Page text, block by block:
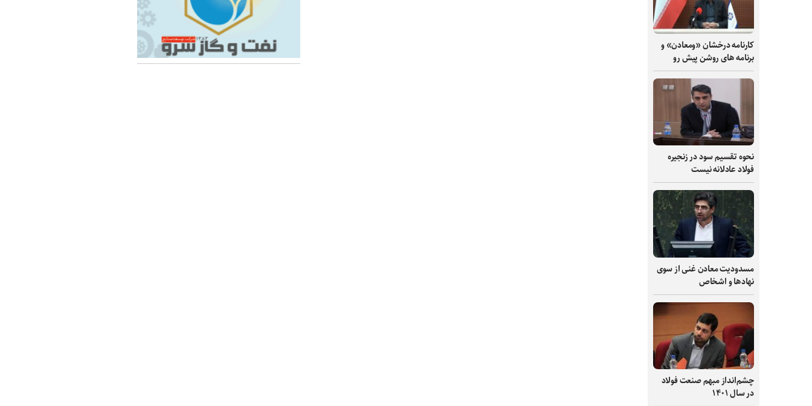
کارنامه درخشان «ومعادن» و
برنامه های روشن پیش رو
نحوه تقسیم سود در زنجیره
فولاد عادلانه نیست
مسدودیت معادن غنی از سوی
نهادها و اشخاص
چشم‌انداز مبهم صنعت فولاد
در سال ۱۴۰۱